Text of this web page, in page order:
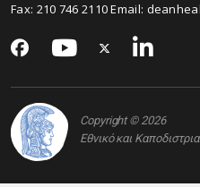
Fax: 210 746 2110 Email:
Copyright © 2026
Εθνικό και